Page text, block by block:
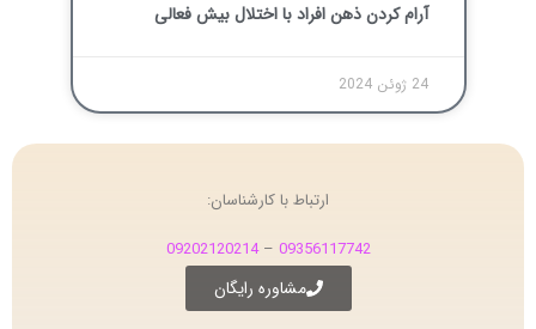
آرام کردن ذهن افراد با اختلال بیش فعالی
24 ژوئن 2024
ارتباط با کارشناسان:
09356117742
–
09202120214
مشاوره رایگان